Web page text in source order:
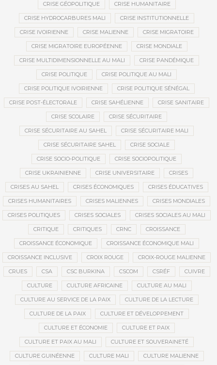
CRISE GÉOPOLITIQUE CRISE HUMANITAIRE
CRISE HYDROCARBURES MALI CRISE INSTITUTIONNELLE
CRISE IVOIRIENNE CRISE MALIENNE CRISE MIGRATOIRE
CRISE MIGRATOIRE EUROPÉENNE CRISE MONDIALE
CRISE MULTIDIMENSIONNELLE AU MALI CRISE PANDÉMIQUE
CRISE POLITIQUE CRISE POLITIQUE AU MALI
CRISE POLITIQUE IVOIRIENNE CRISE POLITIQUE SÉNÉGAL
CRISE POST-ÉLECTORALE CRISE SAHÉLIENNE CRISE SANITAIRE
CRISE SCOLAIRE CRISE SÉCURITAIRE
CRISE SÉCURITAIRE AU SAHEL CRISE SÉCURITAIRE MALI
CRISE SÉCURITAIRE SAHEL CRISE SOCIALE
CRISE SOCIO-POLITIQUE CRISE SOCIOPOLITIQUE
CRISE UKRAINIENNE CRISE UNIVERSITAIRE CRISES
CRISES AU SAHEL CRISES ÉCONOMIQUES CRISES ÉDUCATIVES
CRISES HUMANITAIRES CRISES MALIENNES CRISES MONDIALES
CRISES POLITIQUES CRISES SOCIALES CRISES SOCIALES AU MALI
CRITIQUE CRITIQUES CRNC CROISSANCE
CROISSANCE ÉCONOMIQUE CROISSANCE ÉCONOMIQUE MALI
CROISSANCE INCLUSIVE CROIX ROUGE CROIX-ROUGE MALIENNE
CRUES CSA CSC BURKINA CSCOM CSRÉF CUIVRE
CULTURE CULTURE AFRICAINE CULTURE AU MALI
CULTURE AU SERVICE DE LA PAIX CULTURE DE LA LECTURE
CULTURE DE LA PAIX CULTURE ET DÉVELOPPEMENT
CULTURE ET ÉCONOMIE CULTURE ET PAIX
CULTURE ET PAIX AU MALI CULTURE ET SOUVERAINETÉ
CULTURE GUINÉENNE CULTURE MALI CULTURE MALIENNE